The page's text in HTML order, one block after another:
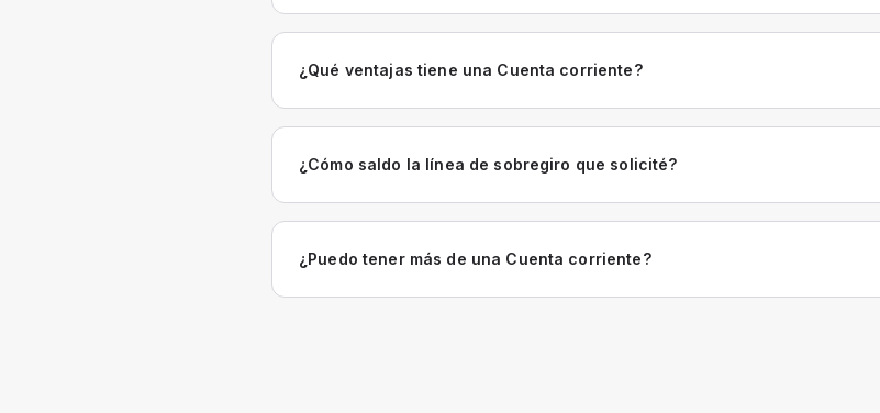
¿Qué ventajas tiene una Cuenta corriente?
¿Cómo saldo la línea de sobregiro que solicité?
¿Puedo tener más de una Cuenta corriente?